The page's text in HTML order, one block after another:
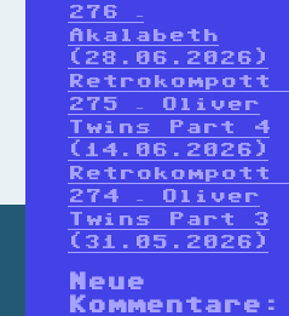
276 –
Akalabeth
(28.06.2026)
Retrokompott –
275 – Oliver
Twins Part 4
(14.06.2026)
Retrokompott –
274 – Oliver
Twins Part 3
(31.05.2026)
Neue
Kommentare: